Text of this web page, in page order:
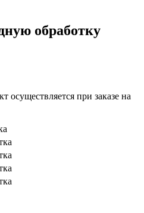
обработку
осуществляется при заказе на